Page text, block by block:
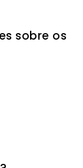
sobre os